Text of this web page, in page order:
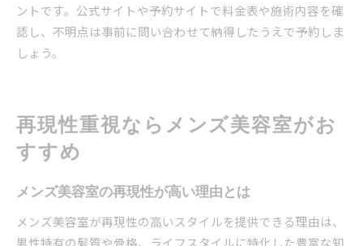
ントです。公式サイトや予約サイトで料金表や施術内容を確
認し、不明点は事前に問い合わせて納得したうえで予約しま
しょう。
再現性重視ならメンズ美容室がお
すすめ
メンズ美容室の再現性が高い理由とは
メンズ美容室が再現性の高いスタイルを提供できる理由は、
男性特有の髪質や骨格、ライフスタイルに特化した豊富な知